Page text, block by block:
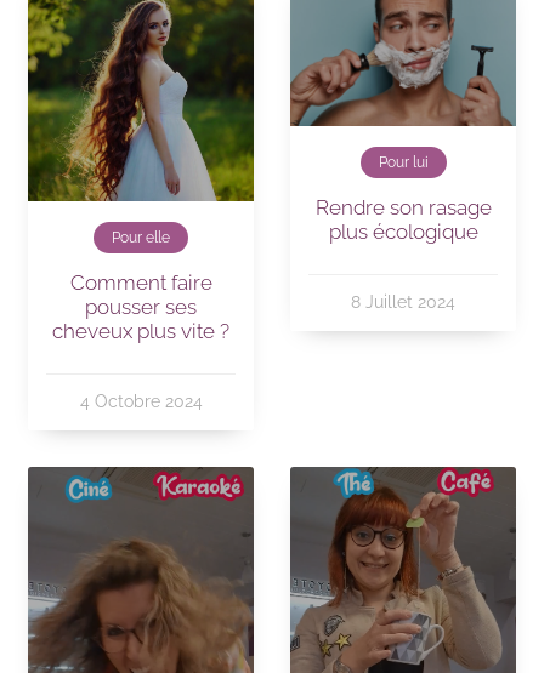
Pour elle
Comment faire
pousser ses
cheveux plus vite ?
4 Octobre 2024
Pour lui
Rendre son rasage
plus écologique
8 Juillet 2024